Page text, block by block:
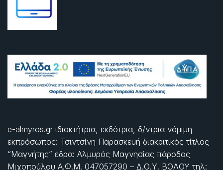
e-almyros.gr ιδιοκτήτρια, εκδότρια, δ/ντρια νόμιμη
εκπρόσωπος: Τσιντσίνη Παρασκευή διακριτικός τίτλος
“Μαγνήτης” έδρα: Αλμυρός Μαγνησίας πάροδος
Μιχοπούλου Α.Φ.Μ. 047057290 – Δ.Ο.Υ. ΒΟΛΟΥ τηλ: